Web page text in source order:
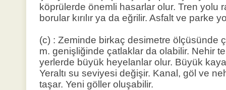
köprülerde önemli hasarlar olur. Tren yolu
borular kırılır ya da eğrilir. Asfalt ve parke
(c) : Zeminde birkaç desimetre ölçüsünde
m. genişliğinde çatlaklar da olabilir. Nehir
yerlerde büyük heyelanlar olur. Büyük
Yeraltı su seviyesi değişir. Kanal, göl ve
taşar. Yeni göller oluşabilir.